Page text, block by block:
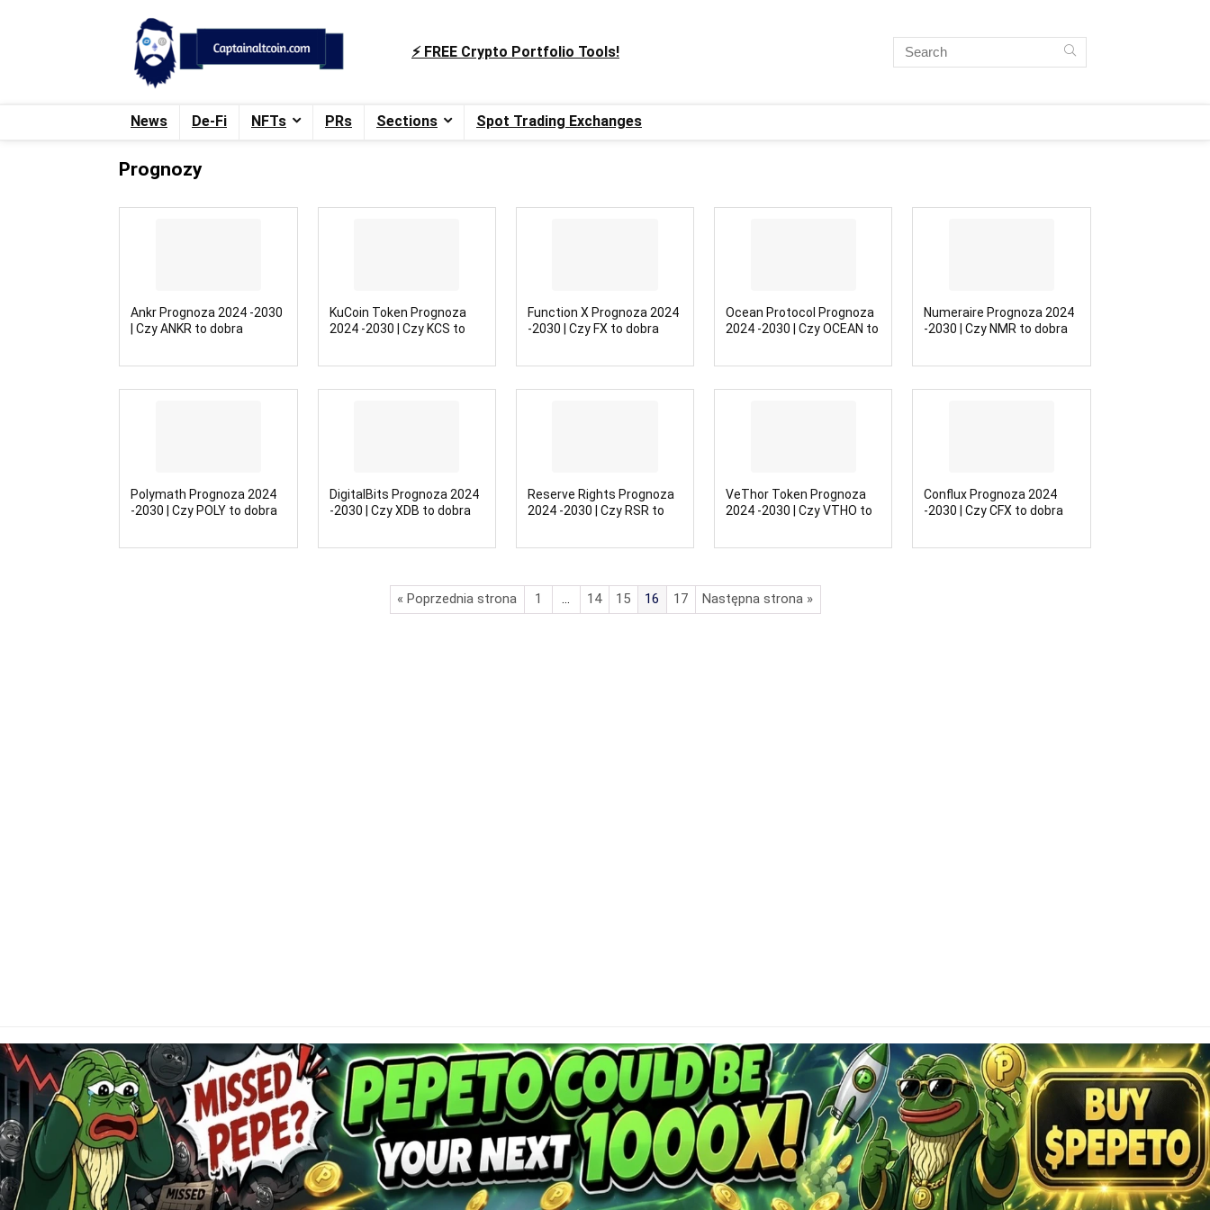
⚡️ FREE Crypto Portfolio Tools!
News De-Fi NFTs PRs Sections Spot Trading Exchanges
Prognozy
Ankr Prognoza 2024 -2030
| Czy ANKR to dobra
KuCoin Token Prognoza
2024 -2030 | Czy KCS to
Function X Prognoza 2024
-2030 | Czy FX to dobra
Ocean Protocol Prognoza
2024 -2030 | Czy OCEAN to
Numeraire Prognoza 2024
-2030 | Czy NMR to dobra
Polymath Prognoza 2024
-2030 | Czy POLY to dobra
DigitalBits Prognoza 2024
-2030 | Czy XDB to dobra
Reserve Rights Prognoza
2024 -2030 | Czy RSR to
VeThor Token Prognoza
2024 -2030 | Czy VTHO to
Conflux Prognoza 2024
-2030 | Czy CFX to dobra
« Poprzednia strona 1 … 14 15 16 17 Następna strona »
DISCLAIMER
CaptainAltcoin.com does not offer any sort of financial
or investment advice. Please make sure to do your own
research, make educated financial decisions and
consult your Financial Advisor.